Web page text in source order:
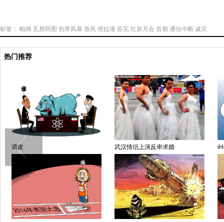
标签： 帕姆 瓦努阿图 热带风暴 致死 维拉港 苏瓦 红新月会 首都 通信中断 减灾
热门推荐
武汉情侣上演反串求婚